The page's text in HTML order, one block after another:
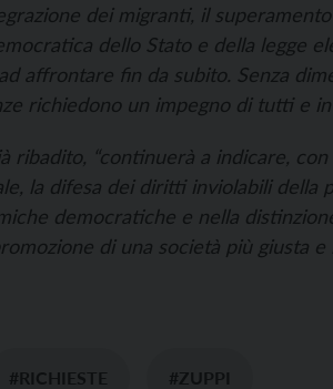
dei migranti, il
dello Stato e della legge
affrontare fin da subito. Senza
richiedono un impegno di tutti e in
ribadito, “continuerà a indicare,
la difesa dei diritti inviolabili della
democratiche e nella
di una società più giusta e
#RICHIESTE #ZUPPI